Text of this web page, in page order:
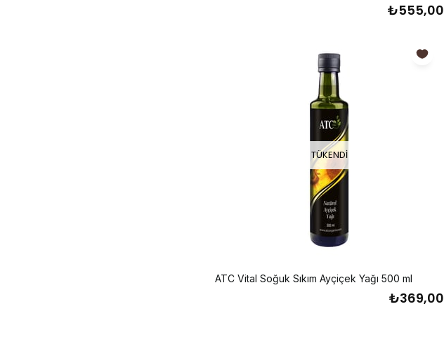
₺555,00
TÜKENDI
ATC Vital Soğuk Sıkım Ayçiçek Yağı 500 ml
₺369,00